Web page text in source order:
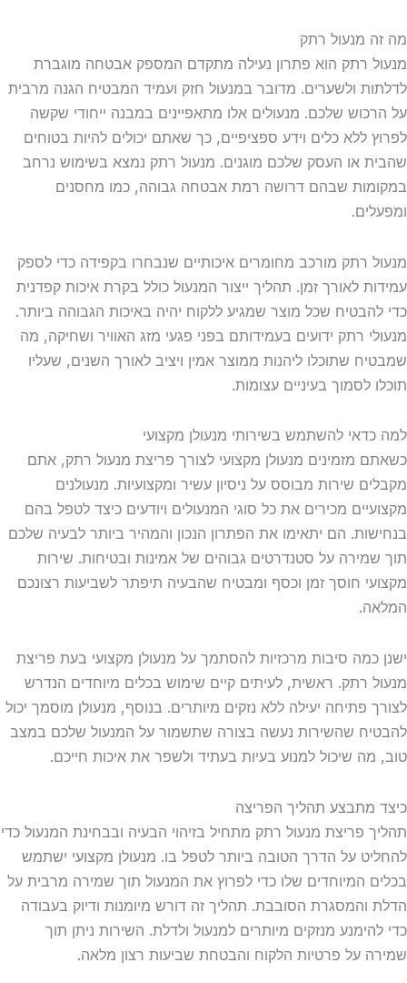
מנעול רתק
רתק הוא פתרון נעילה מתקדם המספק אבטחה מוגברת
ולשערים. מדובר במנעול חזק ועמיד המבטיח הגנה מרבית
שלכם. מנעולים אלו מתאפיינים במבנה ייחודי שקשה
ללא כלים וידע ספציפיים, כך שאתם יכולים להיות בטוחים
או העסק שלכם מוגנים. מנעול רתק נמצא בשימוש נרחב
שבהם דרושה רמת אבטחה גבוהה, כמו מחסנים
רתק מורכב מחומרים איכותיים שנבחרו בקפידה כדי לספק
לאורך זמן. תהליך ייצור המנעול כולל בקרת איכות קפדנית
שכל מוצר שמגיע ללקוח יהיה באיכות הגבוהה ביותר.
רתק ידועים בעמידותם בפני פגעי מזג האוויר ושחיקה, מה
שתוכלו ליהנות ממוצר אמין ויציב לאורך השנים, שעליו
לסמוך בעיניים עצומות.
להשתמש בשירותי מנעולן מקצועי
מזמינים מנעולן מקצועי לצורך פריצת מנעול רתק, אתם
שירות מבוסס על ניסיון עשיר ומקצועיות. מנעולנים
מכירים את כל סוגי המנעולים ויודעים כיצד לטפל בהם
הם יתאימו את הפתרון הנכון והמהיר ביותר לבעיה שלכם
על סטנדרטים גבוהים של אמינות ובטיחות. שירות
חוסך זמן וכסף ומבטיח שהבעיה תיפתר לשביעות רצונכם
סיבות מרכזיות להסתמך על מנעולן מקצועי בעת פריצת
רתק. ראשית, לעיתים קיים שימוש בכלים מיוחדים הנדרש
פתיחה יעילה ללא נזקים מיותרים. בנוסף, מנעולן מוסמך יכול
שהשירות נעשה בצורה שתשמור על המנעול שלכם במצב
שיכול למנוע בעיות בעתיד ולשפר את איכות חייכם.
מתבצע תהליך הפריצה
פריצת מנעול רתק מתחיל בזיהוי הבעיה ובבחינת המנעול כדי
על הדרך הטובה ביותר לטפל בו. מנעולן מקצועי ישתמש
המיוחדים שלו כדי לפרוץ את המנעול תוך שמירה מרבית על
הסובבת. תהליך זה דורש מיומנות ודיוק בעבודה
מנזקים מיותרים למנעול ולדלת. השירות ניתן תוך
על פרטיות הלקוח והבטחת שביעות רצון מלאה.